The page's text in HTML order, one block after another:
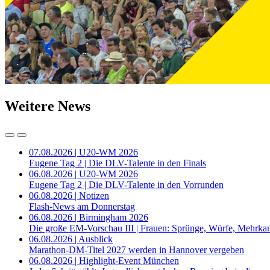
Weitere News
07.08.2026 | U20-WM 2026
Eugene Tag 2 | Die DLV-Talente in den Finals
06.08.2026 | U20-WM 2026
Eugene Tag 2 | Die DLV-Talente in den Vorrunden
06.08.2026 | Notizen
Flash-News am Donnerstag
06.08.2026 | Birmingham 2026
Die große EM-Vorschau III | Frauen: Sprünge, Würfe,
06.08.2026 | Ausblick
Marathon-DM-Titel 2027 werden in Hannover vergeben
06.08.2026 | Highlight-Event München